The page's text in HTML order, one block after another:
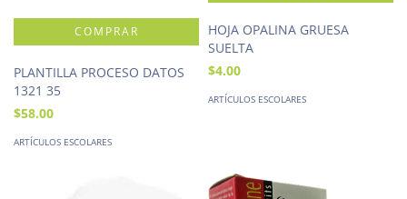
PLANTILLA PROCESO DATOS
1321 35
$58.00
ARTÍCULOS ESCOLARES
HOJA OPALINA GRUESA
SUELTA
$4.00
ARTÍCULOS ESCOLARES